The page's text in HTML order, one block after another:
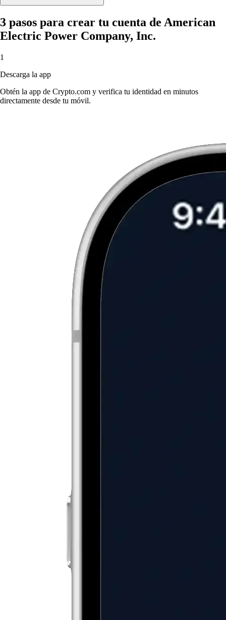
3 pasos para crear tu cuenta de American
Electric Power Company, Inc.
1
Descarga la app
Obtén la app de Crypto.com y verifica tu identidad en minutos
directamente desde tu móvil.